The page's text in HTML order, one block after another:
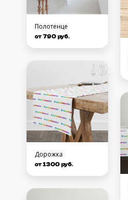
Полотенце
от 790 руб.
Дорожка
от 1300 руб.